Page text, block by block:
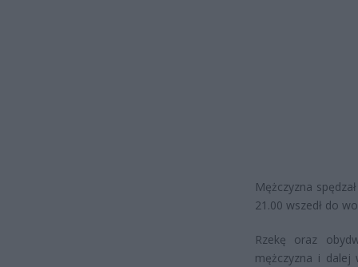
Mężczyzna
21.00 wszedł do
Rzekę oraz
mężczyzna i dalej